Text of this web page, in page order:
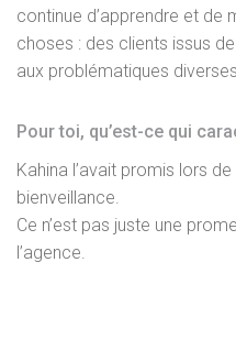
continue d’apprendre et de
choses : des clients issus
aux problématiques
Pour toi, qu’est-ce qui
Kahina l’avait promis lors
bienveillance.
Ce n’est pas juste une
l’agence.